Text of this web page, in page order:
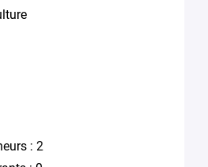
: 2